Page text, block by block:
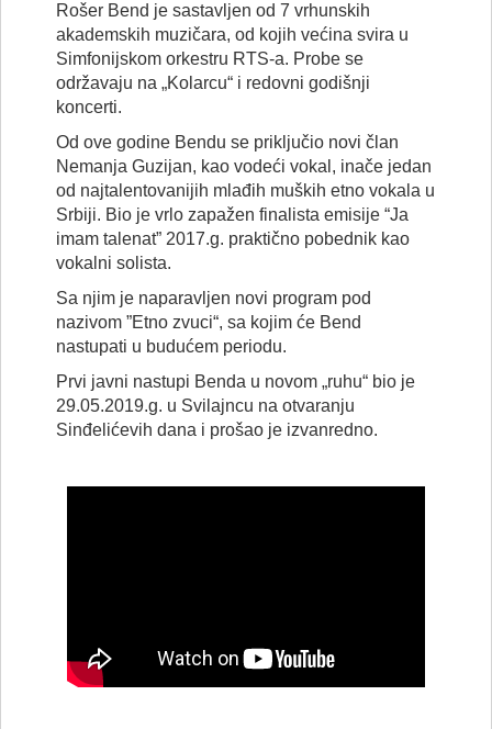
Rošer Bend je sastavljen od 7 vrhunskih
akademskih muzičara, od kojih većina svira u
Simfonijskom orkestru RTS-a. Probe se
održavaju na „Kolarcu“ i redovni godišnji
koncerti.
Od ove godine Bendu se priključio novi član
Nemanja Guzijan, kao vodeći vokal, inače jedan
od najtalentovanijih mlađih muških etno vokala u
Srbiji. Bio je vrlo zapažen finalista emisije “Ja
imam talenat” 2017.g. praktično pobednik kao
vokalni solista.
Sa njim je naparavljen novi program pod
nazivom ”Etno zvuci“, sa kojim će Bend
nastupati u budućem periodu.
Prvi javni nastupi Benda u novom „ruhu“ bio je
29.05.2019.g. u Svilajncu na otvaranju
Sinđelićevih dana i prošao je izvanredno.